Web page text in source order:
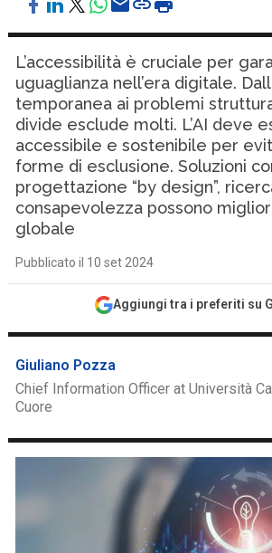
L’accessibilità è cruciale per
uguaglianza nell’era digitale.
temporanea ai problemi
divide esclude molti. L’AI deve
accessibile e sostenibile per
forme di esclusione. Soluzioni
progettazione “by design”,
consapevolezza possono
globale
Pubblicato il 10 set 2024
Aggiungi tra i preferiti su
Giuliano Pozza
Chief Information Officer at Università
Cuore